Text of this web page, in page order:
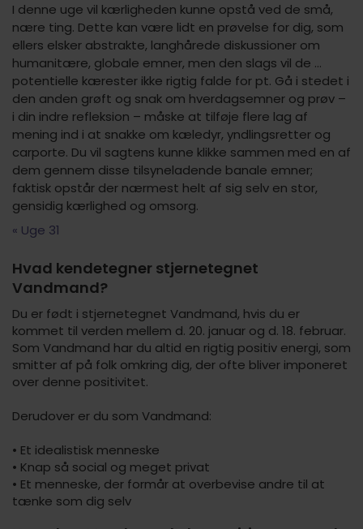
I denne uge vil kærligheden kunne opstå ved de små,
nære ting. Dette kan være lidt en prøvelse for dig, som
ellers elsker abstrakte, langhårede diskussioner om
humanitære, globale emner, men den slags vil de …
potentielle kærester ikke rigtig falde for pt. Gå i stedet i
den anden grøft og snak om hverdagsemner og prøv –
i din indre refleksion – måske at tilføje flere lag af
mening ind i at snakke om kæledyr, yndlingsretter og
carporte. Du vil sagtens kunne klikke sammen med en af
dem gennem disse tilsyneladende banale emner;
faktisk opstår der nærmest helt af sig selv en stor,
gensidig kærlighed og omsorg.
« Uge 31
Hvad kendetegner stjernetegnet
Vandmand?
Du er født i stjernetegnet Vandmand, hvis du er
kommet til verden mellem d. 20. januar og d. 18. februar.
Som Vandmand har du altid en rigtig positiv energi, som
smitter af på folk omkring dig, der ofte bliver imponeret
over denne positivitet.
Derudover er du som Vandmand:
• Et idealistisk menneske
• Knap så social og meget privat
• Et menneske, der formår at overbevise andre til at
tænke som dig selv